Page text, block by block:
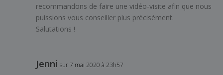
recommandons de faire une vidéo-visite afin que nous
puissions vous conseiller plus précisément.
Salutations !
Jenni sur 7 mai 2020 à 23h57